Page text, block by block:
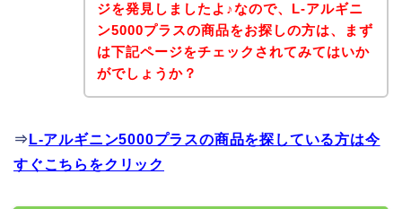
ジを発見しましたよ♪なので、L-アルギニ
ン5000プラスの商品をお探しの方は、まず
は下記ページをチェックされてみてはいか
がでしょうか？
⇒ L-アルギニン5000プラスの商品を探している方は今
すぐこちらをクリック